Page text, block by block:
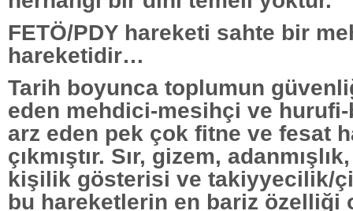
FETÖ/PDY hareketi sahte bir
hareketidir…
Tarih boyunca toplumun
eden mehdici-mesihçi ve hurufi-
arz eden pek çok fitne ve fesat
çıkmıştır. Sır, gizem,
kişilik gösterisi ve takiyyecilik/
bu hareketlerin en bariz özelliği